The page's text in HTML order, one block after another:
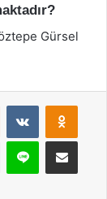
Gürsel
Reddit VKontakte
Viber Line E-Posta ile